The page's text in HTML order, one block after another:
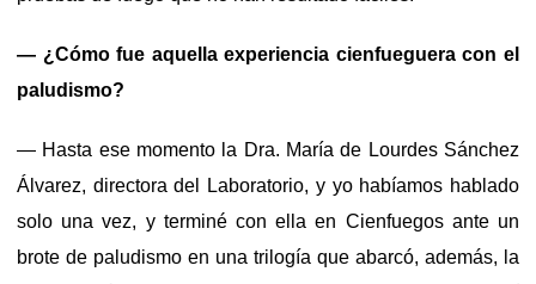
— ¿Cómo fue aquella experiencia cienfueguera con el
paludismo?
— Hasta ese momento la Dra. María de Lourdes Sánchez
Álvarez, directora del Laboratorio, y yo habíamos hablado
solo una vez, y terminé con ella en Cienfuegos ante un
brote de paludismo en una trilogía que abarcó, además, la